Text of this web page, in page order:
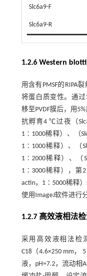
Slc6a9-F
Slc6a9-R
1.2.6 Western
用含有PMSF的RIPA
将蛋白质变性。通过
移至PVDF膜后，用
抗孵育4 ℃过夜（
1∶1000稀释）、（
1∶1000稀释）、（
1∶2000稀释）、（
1∶3000稀释），第
actin，1∶5000稀释
使用ImageJ软件进行
1.2.7 高效液相法
采用高效液相法检
C18（4.6×250 mm，
液，pH=7.2，流动相